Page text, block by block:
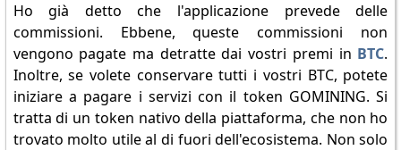
Ho già detto che l'applicazione prevede delle
commissioni. Ebbene, queste commissioni non
vengono pagate ma detratte dai vostri premi in BTC.
Inoltre, se volete conservare tutti i vostri BTC, potete
iniziare a pagare i servizi con il token GOMINING. Si
tratta di un token nativo della piattaforma, che non ho
trovato molto utile al di fuori dell'ecosistema. Non solo